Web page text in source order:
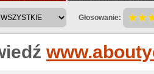
Głosowanie: